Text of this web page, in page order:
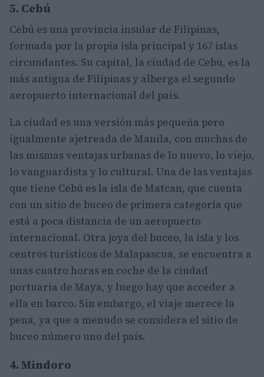
5. Cebú
Cebú es una provincia insular de Filipinas,
formada por la propia isla principal y 167 islas
circundantes. Su capital, la ciudad de Cebú, es la
más antigua de Filipinas y alberga el segundo
aeropuerto internacional del país.
La ciudad es una versión más pequeña pero
igualmente ajetreada de Manila, con muchas de
las mismas ventajas urbanas de lo nuevo, lo viejo,
lo vanguardista y lo cultural. Una de las ventajas
que tiene Cebú es la isla de Matcan, que cuenta
con un sitio de buceo de primera categoría que
está a poca distancia de un aeropuerto
internacional. Otra joya del buceo, la isla y los
centros turísticos de Malapascua, se encuentra a
unas cuatro horas en coche de la ciudad
portuaria de Maya, y luego hay que acceder a
ella en barco. Sin embargo, el viaje merece la
pena, ya que a menudo se considera el sitio de
buceo número uno del país.
4. Mindoro